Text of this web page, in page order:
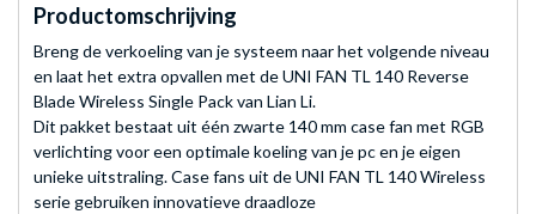
Productomschrijving
Breng de verkoeling van je systeem naar het volgende niveau
en laat het extra opvallen met de UNI FAN TL 140 Reverse
Blade Wireless Single Pack van Lian Li.
Dit pakket bestaat uit één zwarte 140 mm case fan met RGB
verlichting voor een optimale koeling van je pc en je eigen
unieke uitstraling. Case fans uit de UNI FAN TL 140 Wireless
serie gebruiken innovatieve draadloze